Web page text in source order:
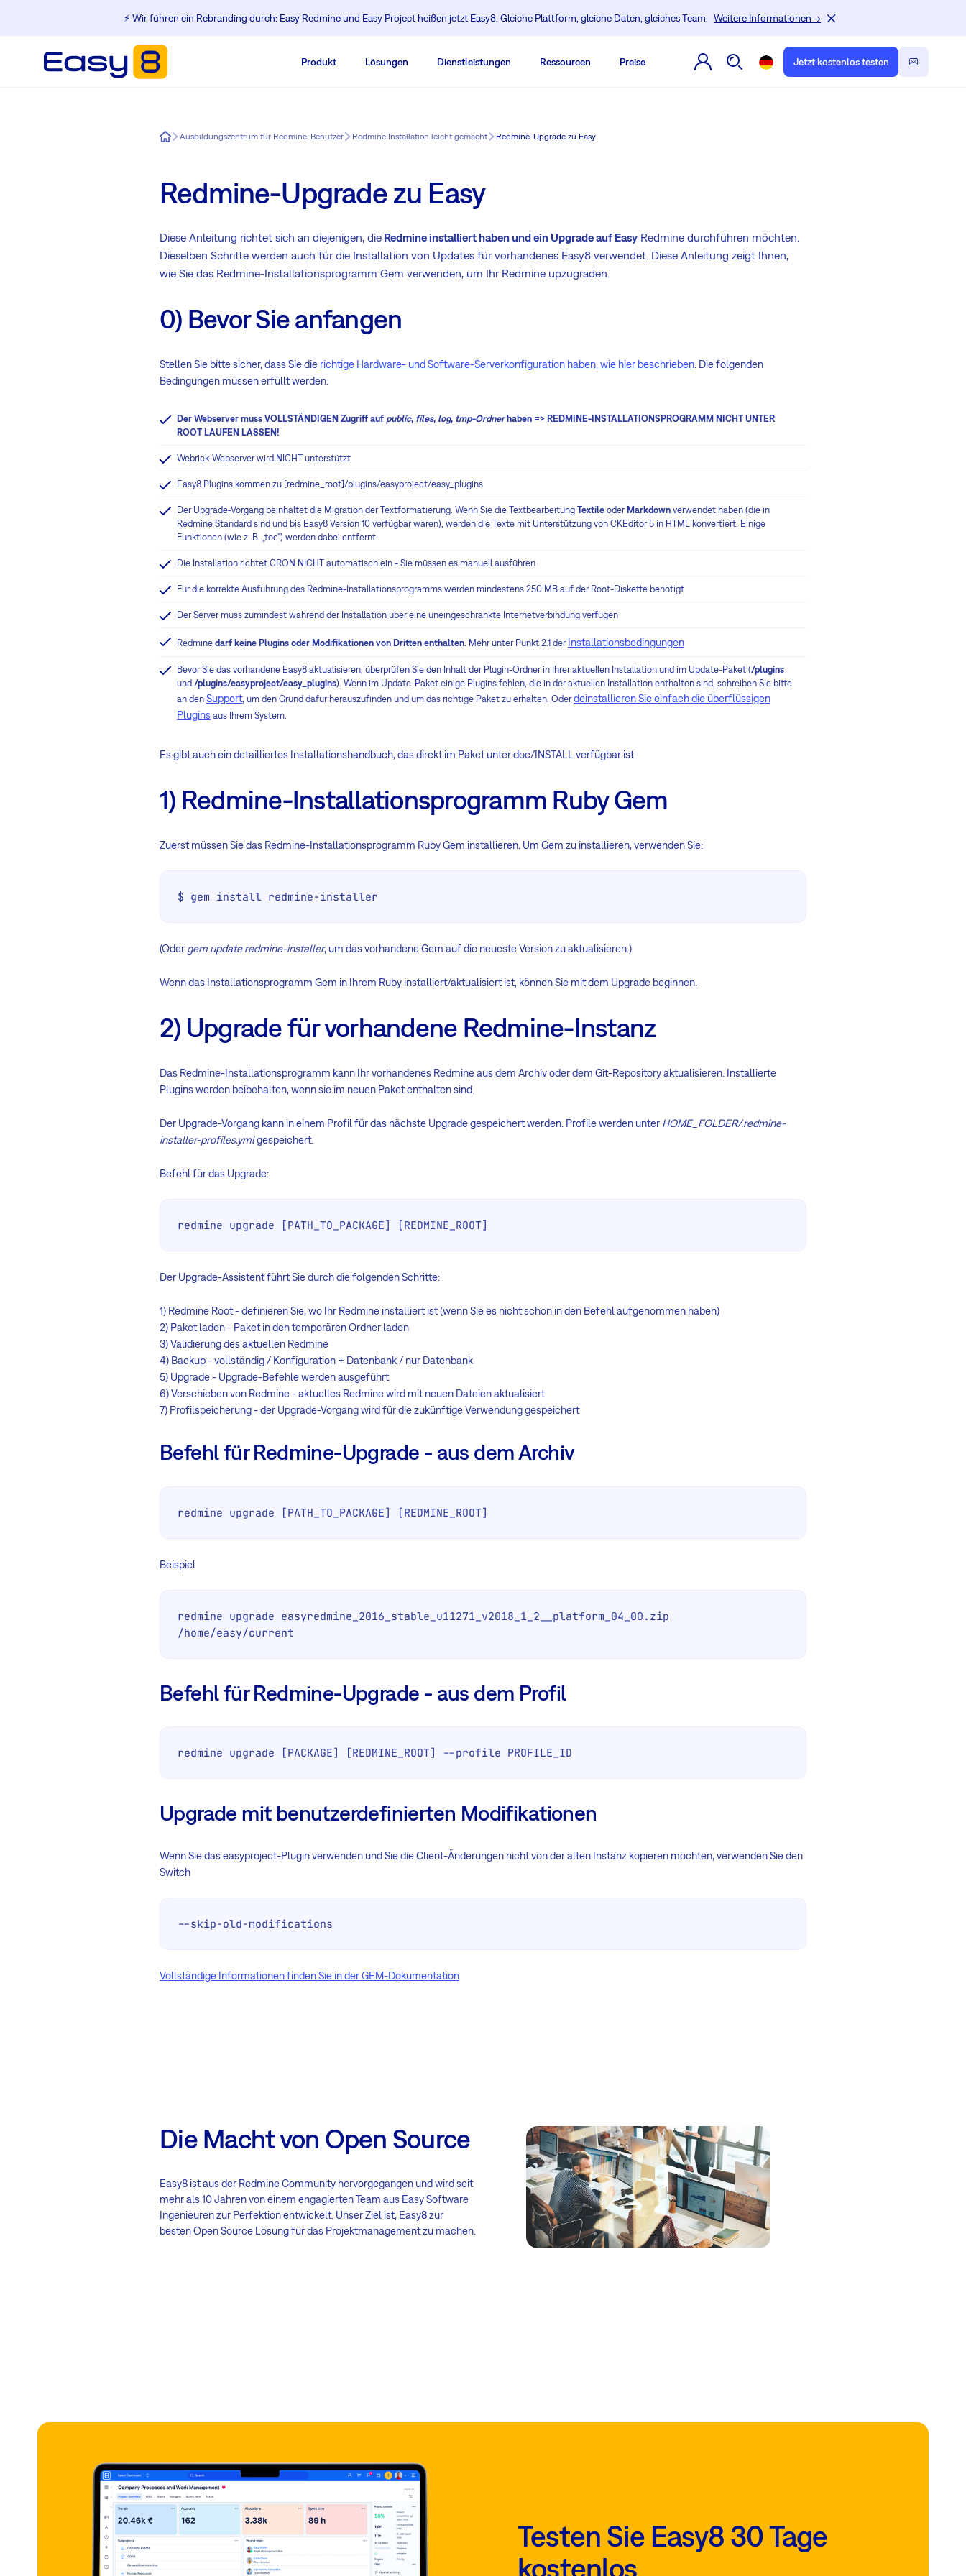
⚡️ Wir führen ein Rebranding durch: Easy Redmine und Easy Project heißen jetzt Easy8. Gleiche Plattform, gleiche Daten, gleiches Team. Weitere Informationen →
Produkt Lösungen Dienstleistungen Ressourcen Preise Jetzt kostenlos testen
Easy8Ausbildungszentrum für Redmine-Benutzer Redmine Installation leicht gemacht Redmine-Upgrade zu Easy
Redmine-Upgrade zu Easy
Diese Anleitung richtet sich an diejenigen, die Redmine installiert haben und ein Upgrade auf Easy Redmine durchführen möchten.
Dieselben Schritte werden auch für die Installation von Updates für vorhandenes Easy8 verwendet. Diese Anleitung zeigt Ihnen,
wie Sie das Redmine-Installationsprogramm Gem verwenden, um Ihr Redmine upzugraden.
0) Bevor Sie anfangen
Stellen Sie bitte sicher, dass Sie die richtige Hardware- und Software-Serverkonfiguration haben, wie hier beschrieben. Die folgenden
Bedingungen müssen erfüllt werden:
Der Webserver muss VOLLSTÄNDIGEN Zugriff auf public, files, log, tmp-Ordnerhaben => REDMINE-INSTALLATIONSPROGRAMM NICHT UNTER
ROOT LAUFEN LASSEN!
Webrick-Webserver wird NICHT unterstützt
Easy8 Plugins kommen zu [redmine_root]/plugins/easyproject/easy_plugins
Der Upgrade-Vorgang beinhaltet die Migration der Textformatierung. Wenn Sie die Textbearbeitung Textile oder Markdown verwendet haben (die in
Redmine Standard sind und bis Easy8 Version 10 verfügbar waren), werden die Texte mit Unterstützung von CKEditor 5 in HTML konvertiert. Einige
Funktionen (wie z. B. „toc“) werden dabei entfernt.
Die Installation richtet CRON NICHT automatisch ein - Sie müssen es manuell ausführen
Für die korrekte Ausführung des Redmine-Installationsprogramms werden mindestens 250 MB auf der Root-Diskette benötigt
Der Server muss zumindest während der Installation über eine uneingeschränkte Internetverbindung verfügen
Redmine darf keine Plugins oder Modifikationen von Dritten enthalten . Mehr unter Punkt 2.1 der Installationsbedingungen
Bevor Sie das vorhandene Easy8 aktualisieren, überprüfen Sie den Inhalt der Plugin-Ordner in Ihrer aktuellen Installation und im Update-Paket (/plugins
und /plugins/easyproject/easy_plugins). Wenn im Update-Paket einige Plugins fehlen, die in der aktuellen Installation enthalten sind, schreiben Sie bitte
an den Support, um den Grund dafür herauszufinden und um das richtige Paket zu erhalten. Oderdeinstallieren Sie einfach die überflüssigen
Plugins aus Ihrem System.
Es gibt auch ein detailliertes Installationshandbuch, das direkt im Paket unter doc/INSTALL verfügbar ist.
1) Redmine-Installationsprogramm Ruby Gem
Zuerst müssen Sie das Redmine-Installationsprogramm Ruby Gem installieren. Um Gem zu installieren, verwenden Sie:
$ gem install redmine-installer
(Oder gem update redmine-installer, um das vorhandene Gem auf die neueste Version zu aktualisieren.)
Wenn das Installationsprogramm Gem in Ihrem Ruby installiert/aktualisiert ist, können Sie mit dem Upgrade beginnen.
2) Upgrade für vorhandene Redmine-Instanz
Das Redmine-Installationsprogramm kann Ihr vorhandenes Redmine aus dem Archiv oder dem Git-Repository aktualisieren. Installierte
Plugins werden beibehalten, wenn sie im neuen Paket enthalten sind.
Der Upgrade-Vorgang kann in einem Profil für das nächste Upgrade gespeichert werden. Profile werden unter HOME_FOLDER/.redmine-
installer-profiles.ymlgespeichert.
Befehl für das Upgrade:
redmine upgrade [PATH_TO_PACKAGE] [REDMINE_ROOT]
Der Upgrade-Assistent führt Sie durch die folgenden Schritte:
1) Redmine Root - definieren Sie, wo Ihr Redmine installiert ist (wenn Sie es nicht schon in den Befehl aufgenommen haben)
2) Paket laden - Paket in den temporären Ordner laden
3) Validierung des aktuellen Redmine
4) Backup - vollständig / Konfiguration + Datenbank / nur Datenbank
5) Upgrade - Upgrade-Befehle werden ausgeführt
6) Verschieben von Redmine - aktuelles Redmine wird mit neuen Dateien aktualisiert
7) Profilspeicherung - der Upgrade-Vorgang wird für die zukünftige Verwendung gespeichert
Befehl für Redmine-Upgrade - aus dem Archiv
redmine upgrade [PATH_TO_PACKAGE] [REDMINE_ROOT]
Beispiel
redmine upgrade easyredmine_2016_stable_u11271_v2018_1_2__platform_04_00.zip
/home/easy/current
Befehl für Redmine-Upgrade - aus dem Profil
redmine upgrade [PACKAGE] [REDMINE_ROOT] --profile PROFILE_ID
Upgrade mit benutzerdefinierten Modifikationen
Wenn Sie das easyproject-Plugin verwenden und Sie die Client-Änderungen nicht von der alten Instanz kopieren möchten, verwenden Sie den
Switch
--skip-old-modifications
Vollständige Informationen finden Sie in der GEM-Dokumentation
Die Macht von Open Source
Easy8 ist aus der Redmine Community hervorgegangen und wird seit
mehr als 10 Jahren von einem engagierten Team aus Easy Software
Ingenieuren zur Perfektion entwickelt. Unser Ziel ist, Easy8 zur
besten Open Source Lösung für das Projektmanagement zu machen.
Testen Sie Easy8 30 Tage
kostenlos